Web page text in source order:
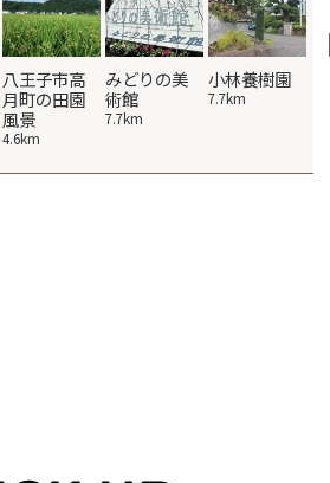
八王子市高
月町の田園
風景
4.6km
みどりの美
術館
7.7km
小林養樹園
7.7km